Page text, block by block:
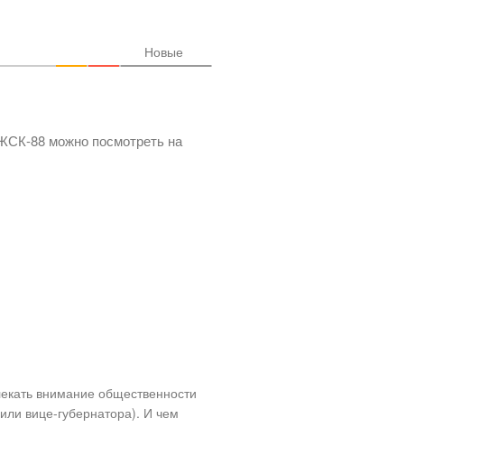
Новые
88 можно посмотреть на
внимание общественности
вице-губернатора). И чем